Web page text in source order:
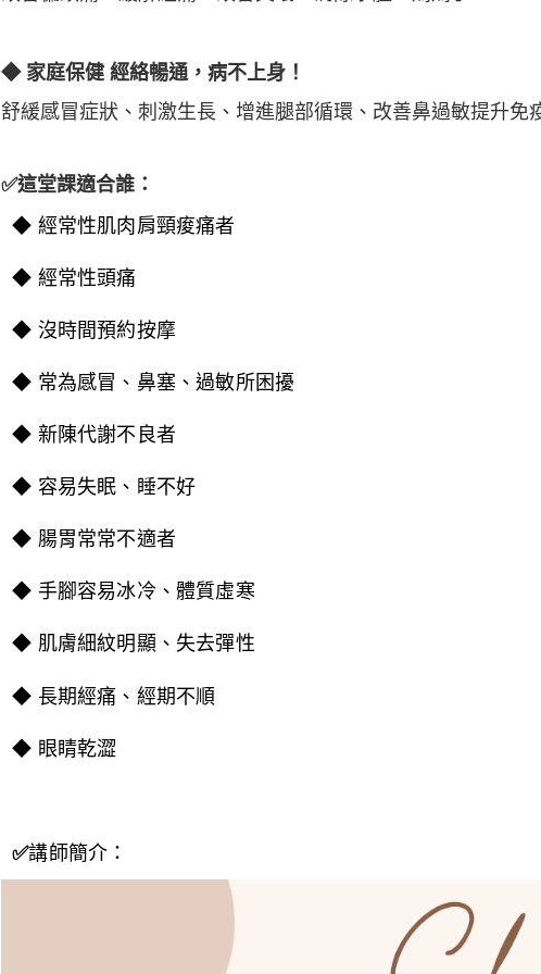
◆ 家庭保健 經絡暢通，病不上身！
舒緩感冒症狀、刺激生長、增進腿部循環、改善鼻過敏提升免
✅這堂課適合誰：
◆ 經常性肌肉肩頸痠痛者
◆ 經常性頭痛
◆ 沒時間預約按摩
◆ 常為感冒、鼻塞、過敏所困擾
◆ 新陳代謝不良者
◆ 容易失眠、睡不好
◆ 腸胃常常不適者
◆ 手腳容易冰冷、體質虛寒
◆ 肌膚細紋明顯、失去彈性
◆ 長期經痛、經期不順
◆ 眼睛乾澀
✅講師簡介：